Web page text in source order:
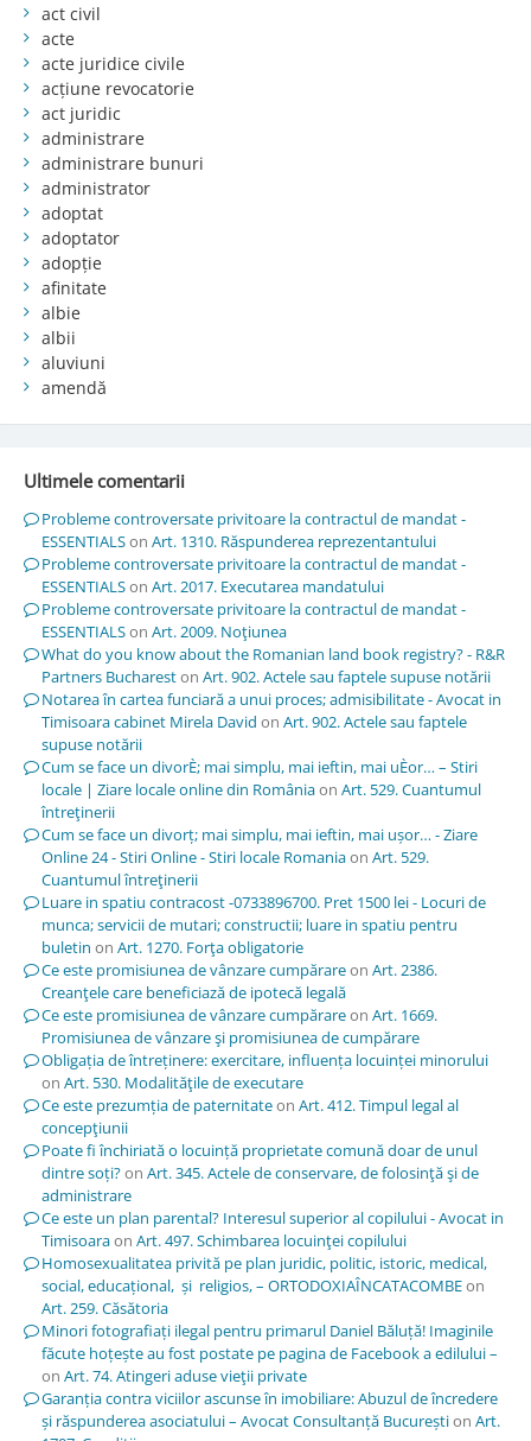
act civil
acte
acte juridice civile
acțiune revocatorie
act juridic
administrare
administrare bunuri
administrator
adoptat
adoptator
adopție
afinitate
albie
albii
aluviuni
amendă
Ultimele comentarii
Probleme controversate privitoare la contractul de mandat -
ESSENTIALSon Art. 1310. Răspunderea reprezentantului
Probleme controversate privitoare la contractul de mandat -
ESSENTIALSon Art. 2017. Executarea mandatului
Probleme controversate privitoare la contractul de mandat -
ESSENTIALSon Art. 2009. Noţiunea
What do you know about the Romanian land book registry? - R&R
Partners Buchareston Art. 902. Actele sau faptele supuse notării
Notarea în cartea funciară a unui proces; admisibilitate - Avocat in
Timisoara cabinet Mirela David on Art. 902. Actele sau faptele
supuse notării
Cum se face un divorÈ; mai simplu, mai ieftin, mai uÈor… – Stiri
locale | Ziare locale online din Româniaon Art. 529. Cuantumul
întreţinerii
Cum se face un divorț; mai simplu, mai ieftin, mai ușor… - Ziare
Online 24 - Stiri Online - Stiri locale Romaniaon Art. 529.
Cuantumul întreţinerii
Luare in spatiu contracost -0733896700. Pret 1500 lei - Locuri de
munca; servicii de mutari; constructii; luare in spatiu pentru
buletin on Art. 1270. Forţa obligatorie
Ce este promisiunea de vânzare cumpărareon Art. 2386.
Creanţele care beneficiază de ipotecă legală
Ce este promisiunea de vânzare cumpărareon Art. 1669.
Promisiunea de vânzare şi promisiunea de cumpărare
Obligația de întreținere: exercitare, influența locuinței minorului
on Art. 530. Modalităţile de executare
Ce este prezumția de paternitateon Art. 412. Timpul legal al
concepţiunii
Poate fi închiriată o locuință proprietate comună doar de unul
dintre soți?on Art. 345. Actele de conservare, de folosinţă şi de
administrare
Ce este un plan parental? Interesul superior al copilului - Avocat in
Timisoaraon Art. 497. Schimbarea locuinţei copilului
Homosexualitatea privită pe plan juridic, politic, istoric, medical,
social, educațional, și religios, – ORTODOXIAÎNCATACOMBEon
Art. 259. Căsătoria
Minori fotografiați ilegal pentru primarul Daniel Băluță! Imaginile
făcute hoțește au fost postate pe pagina de Facebook a edilului –
on Art. 74. Atingeri aduse vieţii private
Garanția contra viciilor ascunse în imobiliare: Abuzul de încredere
și răspunderea asociatului – Avocat Consultanță Bucureștion Art.